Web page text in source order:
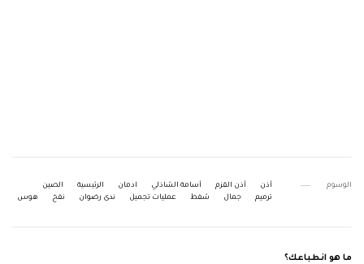
الوسوم أذن أذن القزم أسامة الشاذلي ادمان الرئيسية
الصين
ترميم
جمال شفط عمليات تجميل ندى رضوان نفخ هوس
ما هو انطباعك؟